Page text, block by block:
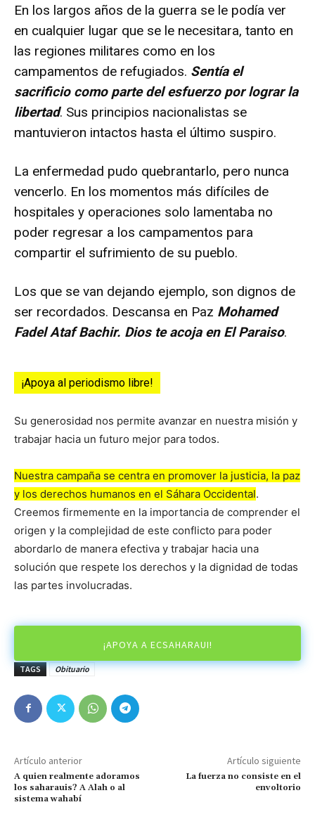
En los largos años de la guerra se le podía ver
en cualquier lugar que se le necesitara, tanto en
las regiones militares como en los
campamentos de refugiados. Sentía el
sacrificio como parte del esfuerzo por lograr la
libertad. Sus principios nacionalistas se
mantuvieron intactos hasta el último suspiro.
La enfermedad pudo quebrantarlo, pero nunca
vencerlo. En los momentos más difíciles de
hospitales y operaciones solo lamentaba no
poder regresar a los campamentos para
compartir el sufrimiento de su pueblo.
Los que se van dejando ejemplo, son dignos de
ser recordados. Descansa en Paz Mohamed
Fadel Ataf Bachir. Dios te acoja en El Paraiso.
¡Apoya al periodismo libre!
Su generosidad nos permite avanzar en nuestra misión y
trabajar hacia un futuro mejor para todos.
Nuestra campaña se centra en promover la justicia, la paz
y los derechos humanos en el Sáhara Occidental.
Creemos firmemente en la importancia de comprender el
origen y la complejidad de este conflicto para poder
abordarlo de manera efectiva y trabajar hacia una
solución que respete los derechos y la dignidad de todas
las partes involucradas.
¡APOYA A ECSAHARAUI!
TAGS Obituario
Artículo anterior
A quien realmente adoramos
los saharauis? A Alah o al
sistema wahabí
Artículo siguiente
La fuerza no consiste en el
envoltorio